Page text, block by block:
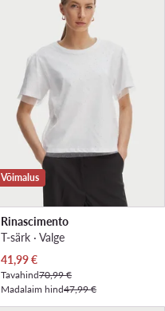
Võimalus
Rinascimento
T-särk · Valge
Praegune hind
41,99€
Tavahind70,99 €
Madalaim hind47,99 €